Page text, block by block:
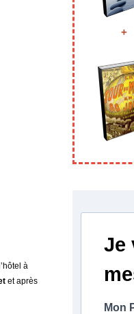
à
et après
+
Je
Mon